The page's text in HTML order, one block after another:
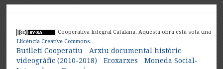
Cooperativa Integral Catalana. Aquesta obra està sota una
Llicència Creative Commons.
Butlletí Cooperatiu
Arxiu documental històric
videogràfic (2010-2018)
Ecoxarxes
Moneda Social-